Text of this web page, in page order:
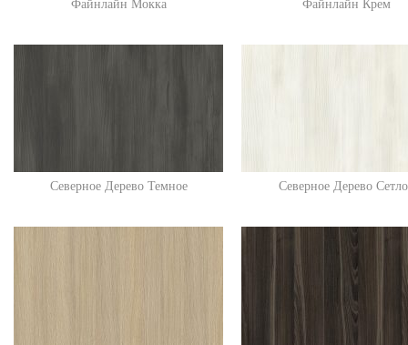
Файнлайн Мокка Файнлайн Крем
Северное Дерево Темное Северное Дерево